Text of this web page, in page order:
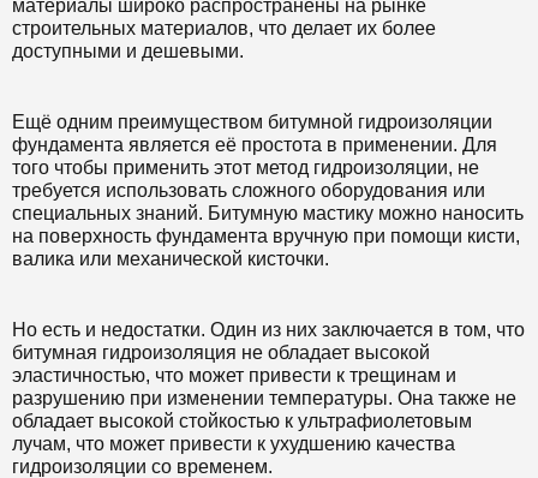
материалы широко распространены на рынке
строительных материалов, что делает их более
доступными и дешевыми.
Ещё одним преимуществом битумной гидроизоляции
фундамента является её простота в применении. Для
того чтобы применить этот метод гидроизоляции, не
требуется использовать сложного оборудования или
специальных знаний. Битумную мастику можно наносить
на поверхность фундамента вручную при помощи кисти,
валика или механической кисточки.
Но есть и недостатки. Один из них заключается в том, что
битумная гидроизоляция не обладает высокой
эластичностью, что может привести к трещинам и
разрушению при изменении температуры. Она также не
обладает высокой стойкостью к ультрафиолетовым
лучам, что может привести к ухудшению качества
гидроизоляции со временем.